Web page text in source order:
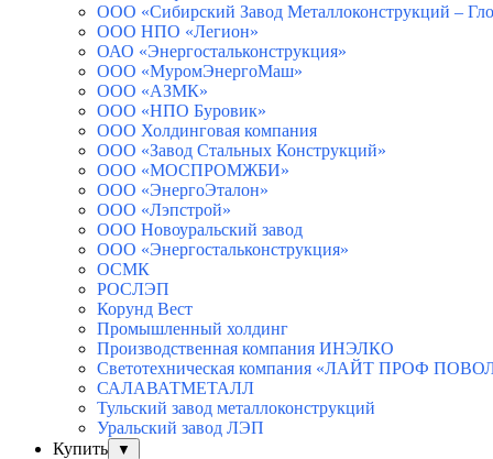
ООО «Сибирский Завод Металлоконструкций –
ООО НПО «Легион»
ОАО «Энергостальконструкция»
ООО «МуромЭнергоМаш»
ООО «АЗМК»
ООО «НПО Буровик»
ООО Холдинговая компания
ООО «Завод Стальных Конструкций»
ООО «МОСПРОМЖБИ»
ООО «ЭнергоЭталон»
ООО «Лэпстрой»
ООО Новоуральский завод
ООО «Энергостальконструкция»
ОСМК
РОСЛЭП
Корунд Вест
Промышленный холдинг
Производственная компания ИНЭЛКО
Светотехническая компания «ЛАЙТ ПРОФ
САЛАВАТМЕТАЛЛ
Тульский завод металлоконструкций
Уральский завод ЛЭП
Купить
▼